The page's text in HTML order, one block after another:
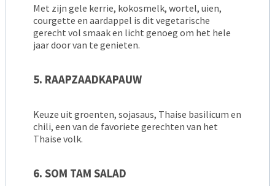
Met zijn gele kerrie, kokosmelk, wortel, uien,
courgette en aardappel is dit vegetarische
gerecht vol smaak en licht genoeg om het hele
jaar door van te genieten.
5. RAAPZAADKAPAUW
Keuze uit groenten, sojasaus, Thaise basilicum en
chili, een van de favoriete gerechten van het
Thaise volk.
6. SOM TAM SALAD